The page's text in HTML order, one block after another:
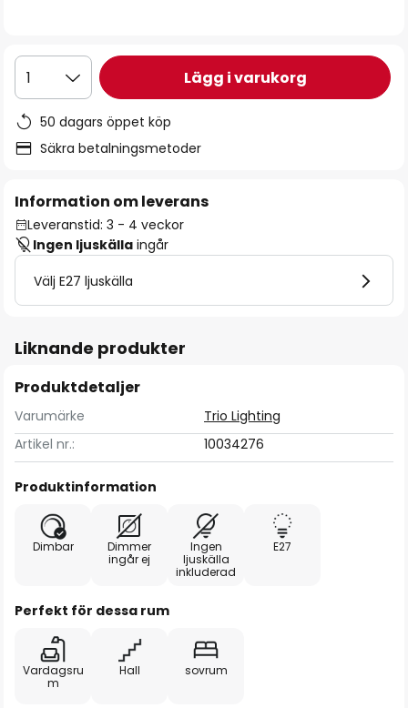
1 Lägg i varukorg
50 dagars öppet köp
Säkra betalningsmetoder
Information om leverans
Leveranstid: 3 - 4 veckor
Ingen ljuskälla ingår
Välj E27 ljuskälla
Liknande produkter
Produktdetaljer
Varumärke
Trio Lighting
Artikel nr.:
10034276
Produktinformation
Dimbar
Dimmer
ingår ej
Ingen
ljuskälla
inkluderad
E27
Perfekt för dessa rum
Vardagsru
m
Hall sovrum